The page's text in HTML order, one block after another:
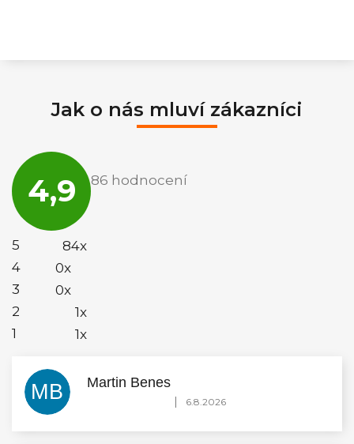
Jak o nás mluví zákazníci
4,9
obchodu
je
86 hodnocení
5
84x
4
0x
3
0x
2
1x
1
1x
MB Martin Benes
Hodnocení obchodu je 5 z 5 hvězdiček.
| 6.8.2026